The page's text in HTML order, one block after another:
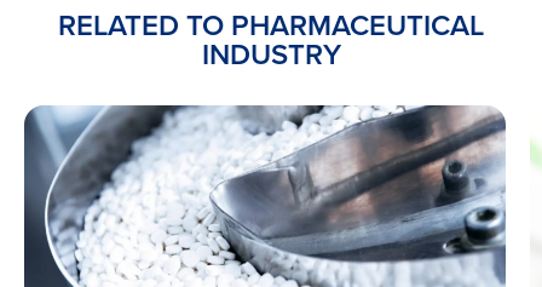
RELATED TO PHARMACEUTICAL
INDUSTRY